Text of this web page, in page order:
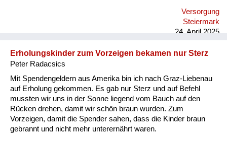
Versorgung
Steiermark
24. April 2025
Erholungskinder zum Vorzeigen bekamen nur Sterz
Peter Radacsics
Mit Spendengeldern aus Amerika bin ich nach Graz-Liebenau
auf Erholung gekommen. Es gab nur Sterz und auf Befehl
mussten wir uns in der Sonne liegend vom Bauch auf den
Rücken drehen, damit wir schön braun wurden. Zum
Vorzeigen, damit die Spender sahen, dass die Kinder braun
gebrannt und nicht mehr unterernährt waren.